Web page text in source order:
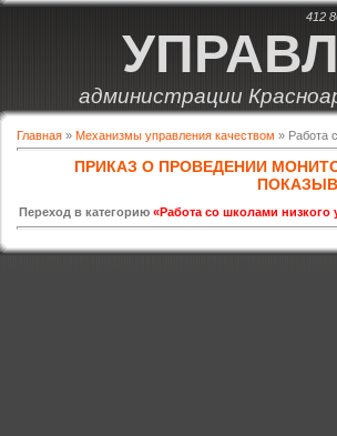
412
администрации
Главная » Механизмы управления качеством » Работа
ПРИКАЗ О ПРОВЕДЕНИИ
Переход в категорию «Работа со школами низкого